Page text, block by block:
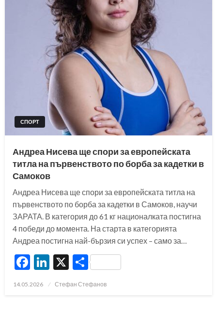
СПОРТ
Андреа Нисева ще спори за европейската
титла на първенството по борба за кадетки в
Самоков
Андреа Нисева ще спори за европейската титла на
първенството по борба за кадетки в Самоков, научи
ЗАРАТА. В категория до 61 кг националката постигна
4 победи до момента. На старта в категорията
Андреа постигна най-бързия си успех – само за…
Facebook
LinkedIn
X Share
Posted
14.05.2026 Стефан Стефанов